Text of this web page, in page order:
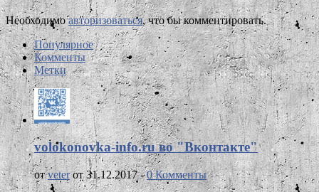
Необходимоавторизоваться, что бы комментировать.
Популярное
Комменты
Метки
volokonovka-info.ru во "Вконтакте"
отveterот 31.12.2017 -0 Комменты